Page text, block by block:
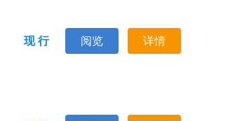
现 行 阅览 详情